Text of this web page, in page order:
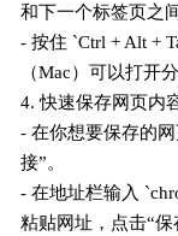
和下一个标签页之
- 按住 `Ctrl + Alt +
（Mac）可以打开
4. 快速保存网页内
- 在你想要保存的
接”。
- 在地址栏输入
粘贴网址，点击“保